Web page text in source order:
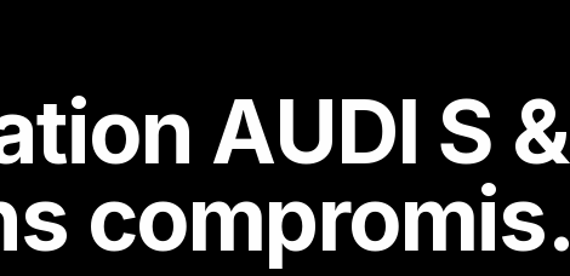
AUDI S &
compromis.